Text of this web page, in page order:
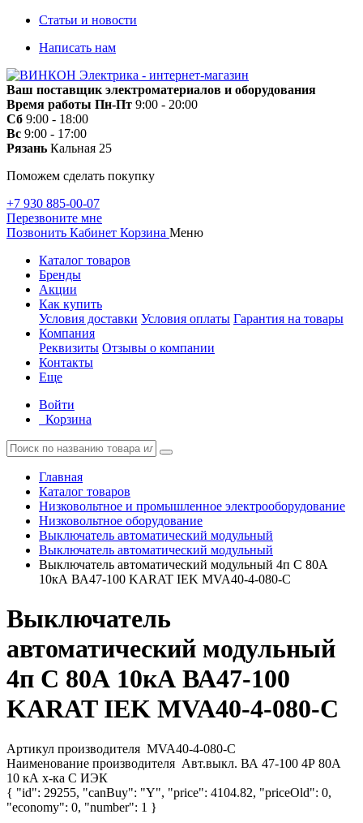
Статьи и новости
Написать нам
Ваш поставщик электроматериалов и оборудования
Время работы Пн-Пт 9:00 - 20:00
Сб 9:00 - 18:00
Вс 9:00 - 17:00
Рязань Кальная 25
Поможем сделать покупку
+7 930 885-00-07
Перезвоните мне
Позвонить Кабинет Корзина Меню
Каталог товаров
Бренды
Акции
Как купить
Условия доставки Условия оплаты Гарантия на товары
Компания
Реквизиты Отзывы о компании
Контакты
Еще
Войти
Корзина
Главная
Каталог товаров
Низковольтное и промышленное электрооборудование
Низковольтное оборудование
Выключатель автоматический модульный
Выключатель автоматический модульный
Выключатель автоматический модульный 4п C 80А
10кА ВА47-100 KARAT IEK MVA40-4-080-C
Выключатель
автоматический модульный
4п C 80А 10кА ВА47-100
KARAT IEK MVA40-4-080-C
Артикул производителя MVA40-4-080-C
Наименование производителя Авт.выкл. ВА 47-100 4Р 80А
10 кА х-ка С ИЭК
{ "id": 29255, "canBuy": "Y", "price": 4104.82, "priceOld": 0,
"economy": 0, "number": 1 }